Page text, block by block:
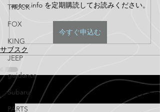
TRUCK
FOX
KING
JEEP
guidance
Subaru
PARTS
aptco.info を定期購読してお読みください。
今すぐ申込む
サブスク
最新記事 すべて表示